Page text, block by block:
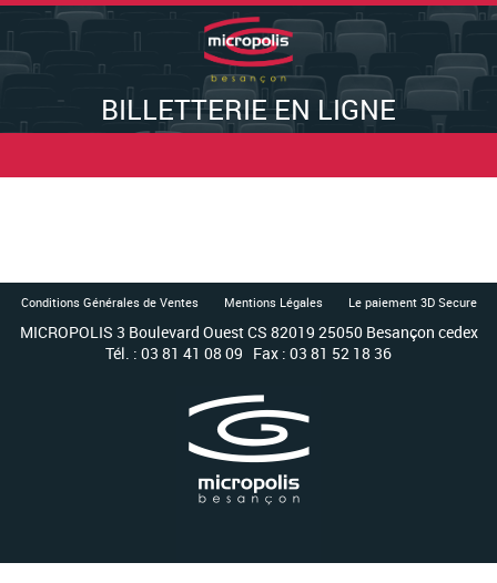
BILLETTERIE EN LIGNE
Conditions Générales de Ventes Mentions Légales Le paiement 3D Secure
MICROPOLIS 3 Boulevard Ouest CS 82019 25050 Besançon cedex
Tél. : 03 81 41 08 09 Fax : 03 81 52 18 36